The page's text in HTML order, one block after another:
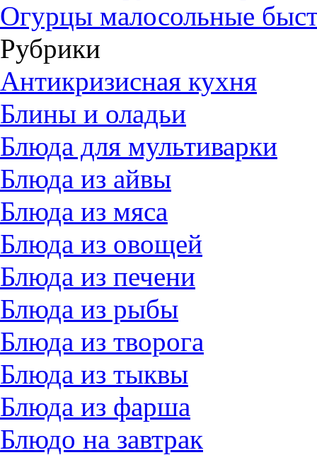
Огурцы малосольные
Рубрики
Антикризисная кухня
Блины и оладьи
Блюда для мультиварки
Блюда из айвы
Блюда из мяса
Блюда из овощей
Блюда из печени
Блюда из рыбы
Блюда из творога
Блюда из тыквы
Блюда из фарша
Блюдо на завтрак